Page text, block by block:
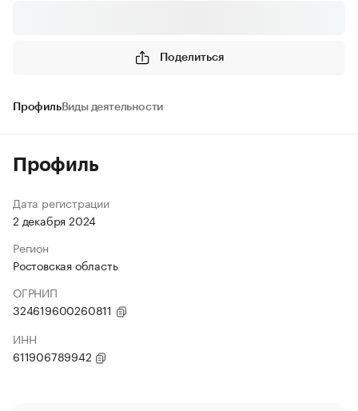
Поделиться
ПрофильВиды деятельности
Профиль
Дата регистрации
2 декабря 2024
Регион
Ростовская область
ОГРНИП
324619600260811
ИНН
611906789942